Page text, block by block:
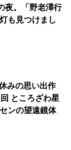
夜。「野老澤行
も見つけまし
みの思い出作
ところざわ星
ンの望遠鏡体